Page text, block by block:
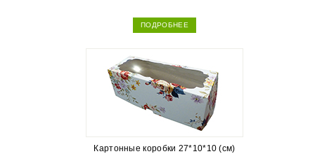
ПОДРОБНЕЕ
Картонные коробки 27*10*10 (см)